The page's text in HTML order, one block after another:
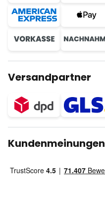
Versandpartner
Kundenmeinungen